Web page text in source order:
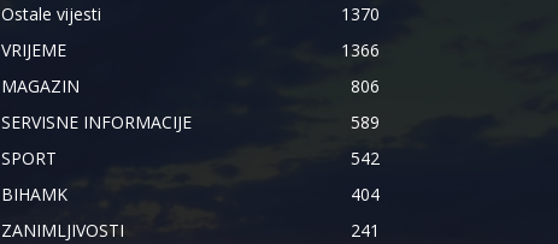
Ostale vijesti
1370
VRIJEME
1366
MAGAZIN
806
SERVISNE INFORMACIJE
589
SPORT
542
BIHAMK
404
ZANIMLJIVOSTI
241